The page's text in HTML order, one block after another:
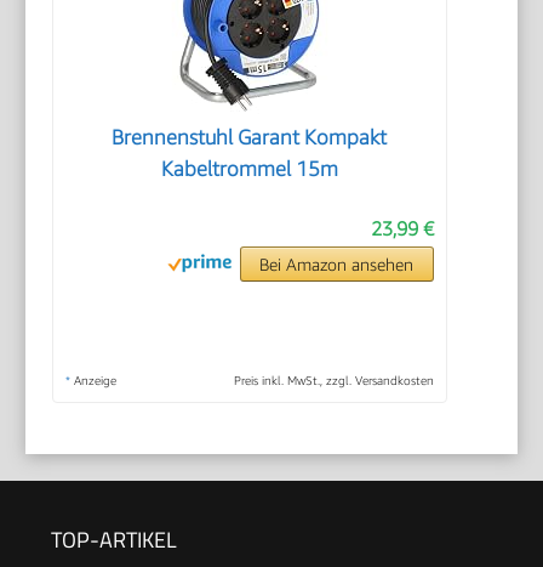
Brennenstuhl Garant Kompakt
Kabeltrommel 15m
23,99 €
Bei Amazon ansehen
* Anzeige Preis inkl. MwSt., zzgl. Versandkosten
TOP-ARTIKEL